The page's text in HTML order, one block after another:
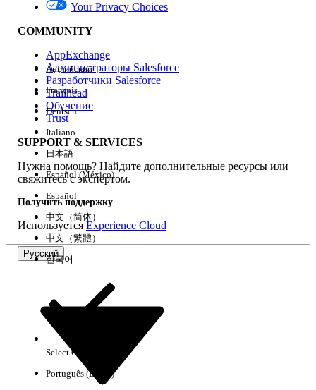
Версия
Возможности
Очистить все Готово
Результаты отсутствуют
Your Privacy Choices
COMMUNITY
AppExchange
Администраторы Salesforce
Разработчики Salesforce
Trailhead
Обучение
Trust
SUPPORT & SERVICES
Нужна помощь? Найдите дополнительные ресурсы или
свяжитесь с экспертом.
Получить поддержку
ИспользуетсяExperience Cloud
Русский
Английский
Français
Deutsch
Italiano
日本語
Español (México)
Español
中文（简体）
中文（繁體）
한국어
Select Org
Português (Brasil)